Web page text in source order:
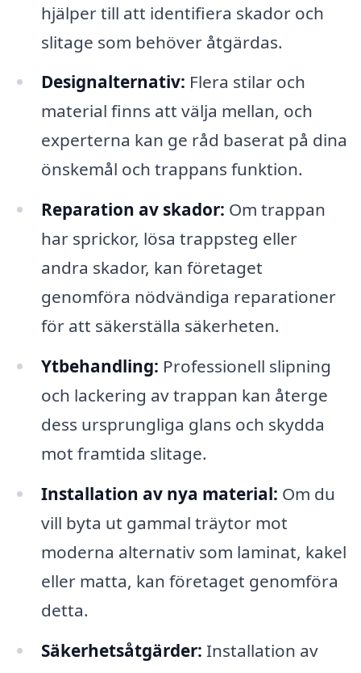
hjälper till att identifiera skador och
slitage som behöver åtgärdas.
Designalternativ: Flera stilar och
material finns att välja mellan, och
experterna kan ge råd baserat på dina
önskemål och trappans funktion.
Reparation av skador: Om trappan
har sprickor, lösa trappsteg eller
andra skador, kan företaget
genomföra nödvändiga reparationer
för att säkerställa säkerheten.
Ytbehandling: Professionell slipning
och lackering av trappan kan återge
dess ursprungliga glans och skydda
mot framtida slitage.
Installation av nya material: Om du
vill byta ut gammal träytor mot
moderna alternativ som laminat, kakel
eller matta, kan företaget genomföra
detta.
Säkerhetsåtgärder: Installation av